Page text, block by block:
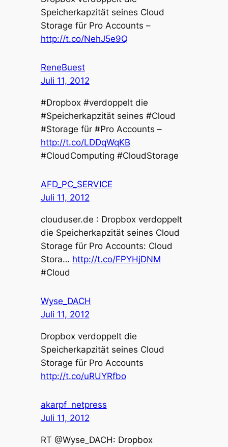
Speicherkapzität seines Cloud
Storage für Pro Accounts –
http://t.co/NehJ5e9Q
ReneBuest
Juli 11, 2012
#Dropbox #verdoppelt die
#Speicherkapzität seines #Cloud
#Storage für #Pro Accounts –
http://t.co/LDDqWqKB
#CloudComputing #CloudStorage
AFD_PC_SERVICE
Juli 11, 2012
clouduser.de : Dropbox verdoppelt
die Speicherkapzität seines Cloud
Storage für Pro Accounts: Cloud
Stora… http://t.co/FPYHjDNM
#Cloud
Wyse_DACH
Juli 11, 2012
Dropbox verdoppelt die
Speicherkapzität seines Cloud
Storage für Pro Accounts
http://t.co/uRUYRfbo
akarpf_netpress
Juli 11, 2012
RT @Wyse_DACH: Dropbox